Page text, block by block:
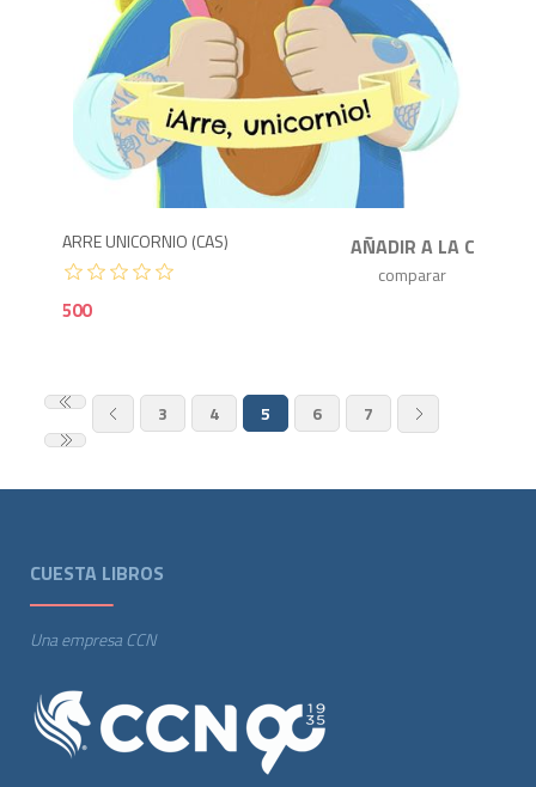
ARRE UNICORNIO (CAS)
500
3 4 5 6 7
CUESTA LIBROS
Una empresa CCN